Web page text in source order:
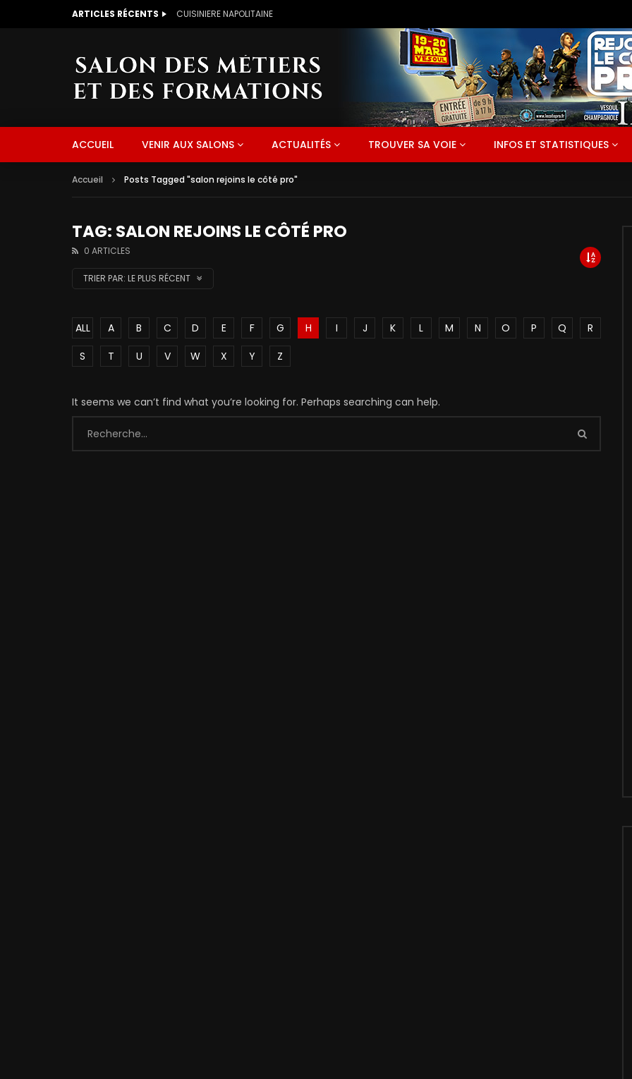
ARTICLES RÉCENTS CUISINIERE NAPOLITAINE
ACCUEIL VENIR AUX SALONS ACTUALITÉS TROUVER SA VOIE INFOS ET STATISTIQUES
Accueil Posts Tagged "salon rejoins le côté pro"
TAG: SALON REJOINS LE CÔTÉ PRO
0 ARTICLES
TRIER PAR: LE PLUS RÉCENT
ALL A B C D E F G H I J K L M N O P Q
R
S
T U V W X Y Z
It seems we can’t find what you’re looking for. Perhaps searching can help.